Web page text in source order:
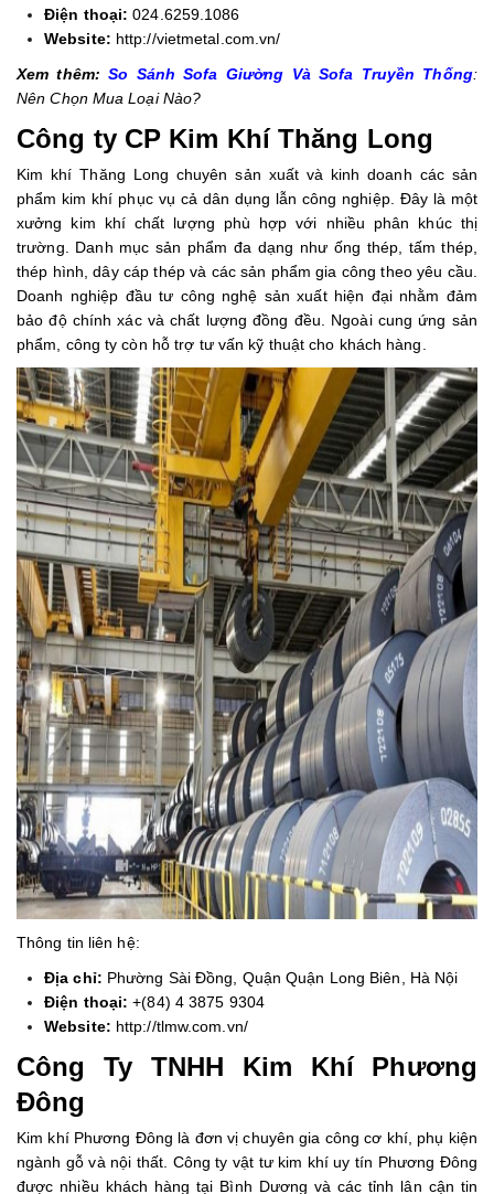
Điện thoại: 024.6259.1086
Website: http://vietmetal.com.vn/
Xem thêm:So Sánh Sofa Giường Và Sofa Truyền Thống:
Nên Chọn Mua Loại Nào?
Công ty CP Kim Khí Thăng Long
Kim khí Thăng Long chuyên sản xuất và kinh doanh các sản
phẩm kim khí phục vụ cả dân dụng lẫn công nghiệp. Đây là một
xưởng kim khí chất lượng phù hợp với nhiều phân khúc thị
trường. Danh mục sản phẩm đa dạng như ống thép, tấm thép,
thép hình, dây cáp thép và các sản phẩm gia công theo yêu cầu.
Doanh nghiệp đầu tư công nghệ sản xuất hiện đại nhằm đảm
bảo độ chính xác và chất lượng đồng đều. Ngoài cung ứng sản
phẩm, công ty còn hỗ trợ tư vấn kỹ thuật cho khách hàng.
Thông tin liên hệ:
Địa chỉ: Phường Sài Đồng, Quận Quận Long Biên, Hà Nội
Điện thoại: +(84) 4 3875 9304
Website: http://tlmw.com.vn/
Công Ty TNHH Kim Khí Phương
Đông
Kim khí Phương Đông là đơn vị chuyên gia công cơ khí, phụ kiện
ngành gỗ và nội thất. Công ty vật tư kim khí uy tín Phương Đông
được nhiều khách hàng tại Bình Dương và các tỉnh lân cận tin